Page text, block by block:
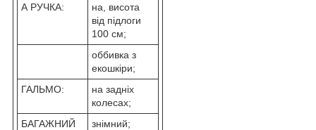
А РУЧКА:
на, висота
від підлоги
100 см;
оббивка з
екошкіри;
ГАЛЬМО:
на задніх
колесах;
БАГАЖНИЙ
знімний;